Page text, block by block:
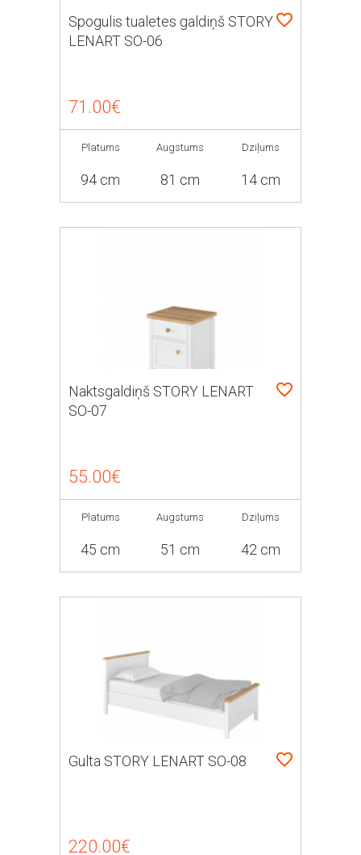
Spogulis tualetes galdiņš STORY
LENART SO-06
71.00€
Platums
94 cm
Augstums
81 cm
Dziļums
14 cm
Naktsgaldiņš STORY LENART
SO-07
55.00€
Platums
45 cm
Augstums
51 cm
Dziļums
42 cm
Gulta STORY LENART SO-08
220.00€